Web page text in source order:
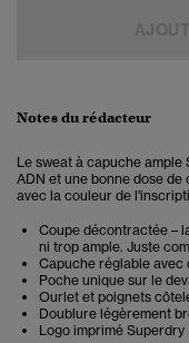
Notes du rédacteur
Le sweat à capuche
ADN et une bonne dose
avec la couleur de
Coupe décontractée –
ni trop ample. Juste
Capuche réglable avec
Poche unique sur le
Ourlet et poignets
Doublure légèrement
Logo imprimé Superdry